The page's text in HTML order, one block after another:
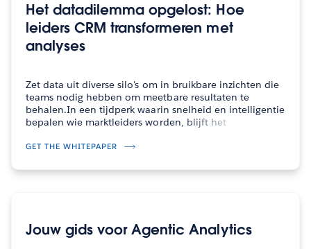
Het datadilemma opgelost: Hoe
leiders CRM transformeren met
analyses
Zet data uit diverse silo's om in bruikbare inzichten die
teams nodig hebben om meetbare resultaten te
behalen.In een tijdperk waarin snelheid en intelligentie
bepalen wie marktleiders worden, blijft het
Organisaties hebben vaak een overvloed aan data,…
GET THE WHITEPAPER
Jouw gids voor Agentic Analytics